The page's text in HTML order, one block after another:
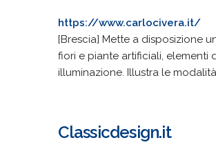
https://www.carlocivera.it/
[Brescia] Mette a disposizione
fiori e piante artificiali, elementi
illuminazione. Illustra le
Classicdesign.it